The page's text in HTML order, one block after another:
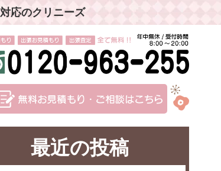
応のクリニーズ
最近の投稿